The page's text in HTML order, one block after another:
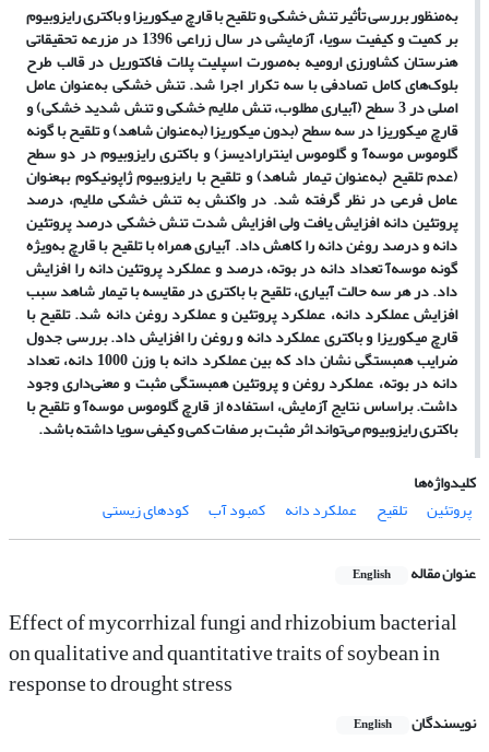
به‌منظور بررسی تأثیر تنش خشکی و تلقیح با قارچ میکوریزا و باکتری رایزوبیوم
بر کمیت و کیفیت سویا، آزمایشی در سال زراعی 1396 در مزرعه تحقیقاتی
هنرستان کشاورزی ارومیه به‌صورت اسپلیت پلات فاکتوریل در قالب طرح
بلوک‌های کامل تصادفی با سه تکرار اجرا شد. تنش خشکی به‌عنوان عامل
اصلی در 3 سطح (آبیاری مطلوب، تنش ملایم خشکی و تنش شدید خشکی) و
قارچ میکوریزا در سه سطح (بدون میکوریزا (به‌عنوان شاهد) و تلقیح با گونه
گلوموس موسه‌آ و گلوموس اینترارادیسز) و باکتری رایزوبیوم در دو سطح
(عدم تلقیح (به‌عنوان تیمار شاهد) و تلقیح با رایزوبیوم ژاپونیکوم به‎عنوان
عامل فرعی در نظر گرفته شد. در واکنش به تنش خشکی ملایم، درصد
پروتئین دانه افزایش یافت ولی افزایش شدت تنش خشکی درصد پروتئین
دانه و درصد روغن دانه را کاهش داد. آبیاری همراه با تلقیح با قارچ به‌ویژه
گونه موسه‌آ تعداد دانه در بوته، درصد و عملکرد پروتئین دانه را افزایش
داد. در هر سه حالت آبیاری، تلقیح با باکتری در مقایسه با تیمار شاهد سبب
افزایش عملکرد دانه، عملکرد پروتئین و عملکرد روغن دانه شد. تلقیح با
قارچ میکوریزا و باکتری عملکرد دانه و روغن را افزایش داد. بررسی جدول
ضرایب همبستگی نشان داد که بین عملکرد دانه با وزن 1000 دانه، تعداد
دانه در بوته، عملکرد روغن و پروتئین همبستگی مثبت و معنی‌داری وجود
داشت. براساس نتایج آزمایش، استفاده از قارچ گلوموس موسه‌آ و تلقیح با
باکتری رایزوبیوم می‌تواند اثر مثبت بر صفات کمی و کیفی سویا داشته باشد.
کلیدواژه‌ها
پروتئین
تلقیح عملکرد دانه کمبود آب کودهای زیستی
عنوان مقاله English
Effect of mycorrhizal fungi and rhizobium bacterial
on qualitative and quantitative traits of soybean in
response to drought stress
نویسندگان English